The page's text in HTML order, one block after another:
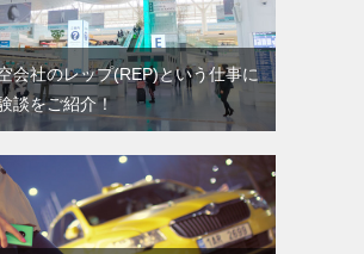
会社のレップ(REP)という仕事に
談をご紹介！